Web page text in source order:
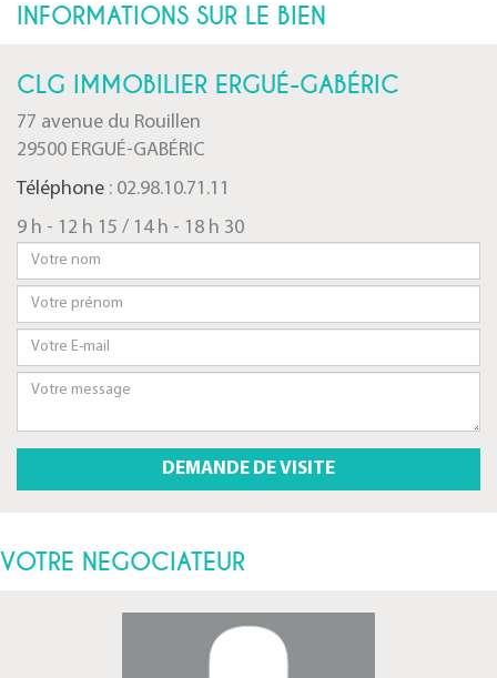
INFORMATIONS SUR LE BIEN
CLG IMMOBILIER ERGUÉ-GABÉRIC
77 avenue du Rouillen
29500 ERGUÉ-GABÉRIC
Téléphone : 02.98.10.71.11
9 h - 12 h 15 / 14 h - 18 h 30
VOTRE NEGOCIATEUR